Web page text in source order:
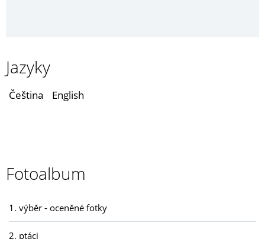
Jazyky
Čeština English
Fotoalbum
1. výběr - oceněné fotky
2. ptáci